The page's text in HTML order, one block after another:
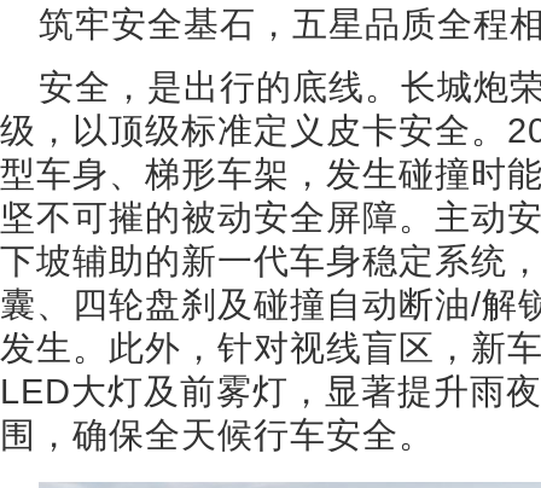
筑牢安全基石，五星品质全程
安全，是出行的底线。长城炮
级，以顶级标准定义皮卡安全。
型车身、梯形车架，发生碰撞时
坚不可摧的被动安全屏障。主动
下坡辅助的新一代车身稳定系统
囊、四轮盘刹及碰撞自动断油/解
发生。此外，针对视线盲区，新
LED大灯及前雾灯，显著提升雨
围，确保全天候行车安全。